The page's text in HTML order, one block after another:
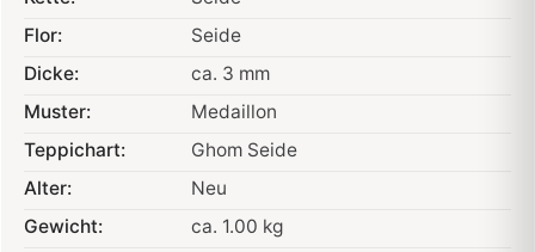
Flor:
Seide
Dicke:
ca. 3 mm
Muster:
Medaillon
Teppichart:
Ghom Seide
Alter:
Neu
Gewicht:
ca. 1.00 kg